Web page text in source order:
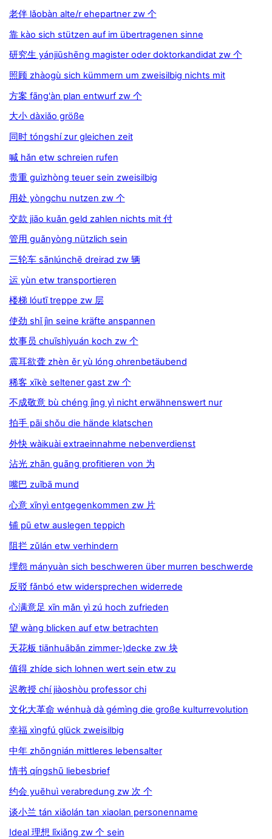
老伴 lǎobàn alte/r ehepartner zw 个
靠 kào sich stützen auf im übertragenen sinne
研究生 yánjiūshēng magister oder doktorkandidat zw 个
照顾 zhàogù sich kümmern um zweisilbig nichts mit
方案 fāng'àn plan entwurf zw 个
大小 dàxiǎo größe
同时 tóngshí zur gleichen zeit
喊 hǎn etw schreien rufen
贵重 guìzhòng teuer sein zweisilbig
用处 yòngchu nutzen zw 个
交款 jiāo kuǎn geld zahlen nichts mit 付
管用 guǎnyòng nützlich sein
三轮车 sānlúnchē dreirad zw 辆
运 yùn etw transportieren
楼梯 lóutī treppe zw 层
使劲 shǐ jìn seine kräfte anspannen
炊事员 chuīshìyuán koch zw 个
震耳欲聋 zhèn ěr yù lóng ohrenbetäubend
稀客 xīkè seltener gast zw 个
不成敬意 bù chéng jìng yì nicht erwähnenswert nur
拍手 pāi shǒu die hände klatschen
外快 wàikuài extraeinnahme nebenverdienst
沾光 zhān guāng profitieren von 为
嘴巴 zuǐbā mund
心意 xīnyì entgegenkommen zw 片
铺 pū etw auslegen teppich
阻拦 zǔlán etw verhindern
埋怨 mányuàn sich beschweren über murren beschwerde
反驳 fǎnbó etw widersprechen widerrede
心满意足 xīn mǎn yì zú hoch zufrieden
望 wàng blicken auf etw betrachten
天花板 tiānhuābǎn zimmer-)decke zw 块
值得 zhíde sich lohnen wert sein etw zu
迟教授 chí jiàoshòu professor chi
文化大革命 wénhuà dà gémìng die große kulturrevolution
幸福 xìngfú glück zweisilbig
中年 zhōngnián mittleres lebensalter
情书 qíngshū liebesbrief
约会 yuēhuì verabredung zw 次 个
谈小兰 tán xiǎolán tan xiaolan personenname
Ideal 理想 lǐxiǎng zw 个 sein